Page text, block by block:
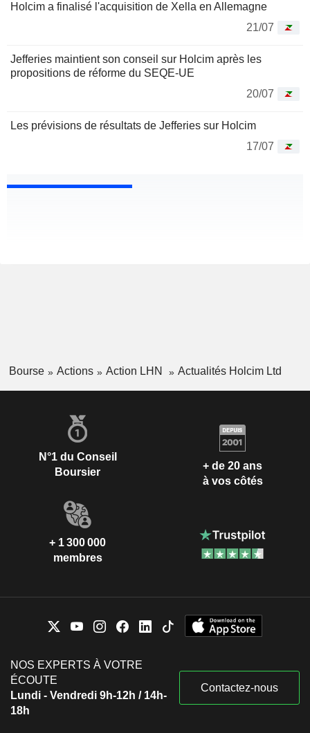
Holcim a finalisé l'acquisition de Xella en Allemagne
21/07
Jefferies maintient son conseil sur Holcim après les
propositions de réforme du SEQE-UE
20/07
Les prévisions de résultats de Jefferies sur Holcim
17/07
Bourse Actions Action LHN Actualités Holcim Ltd
N°1 du Conseil
Boursier
+ de 20 ans
à vos côtés
+ 1 300 000
membres
NOS EXPERTS À VOTRE
ÉCOUTE
Lundi - Vendredi 9h-12h / 14h-
18h
Contactez-nous